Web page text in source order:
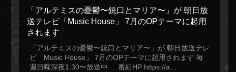
「アルテミスの憂鬱〜銃口とマリア〜」が 朝日放
送テレビ「Music House」 7月のOPテーマに起用
されます
「アルテミスの憂鬱〜銃口とマリア〜」が 朝日放送テレ
ビ「Music House」 7月のOPテーマに起用されます 毎
週日曜深夜1:30〜放送中 番組HP https://a...